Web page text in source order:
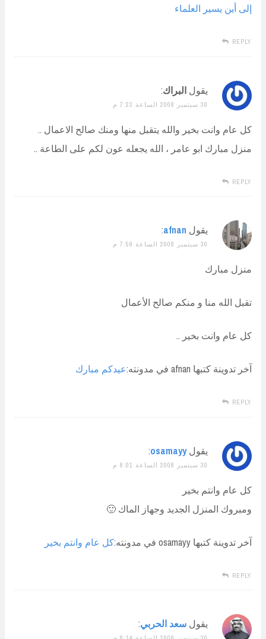
إلى أين يسير العلماء
REPLY
يقول البراك:
30 سبتمبر 2008 الساعة 7:23 م
كل عام وانت بخير والله يتقبل منها ومنك صالح الاعمال ..
منزل مبارك ابو عامر ، الله يجعله عون لكم على الطاعة ..
REPLY
يقول afnan
:
30 سبتمبر 2008 الساعة 7:59 م
منزل مبارك
تقبل الله منا و منكم صالح الأعمال
كل عام وانت بخير ..
آخر تدوينة كتبها afnan في مدونته: عيدكم مبارك
REPLY
يقول osamayy
:
30 سبتمبر 2008 الساعة 8:01 م
كل عام وانتم بخير
ومبروك المنزل الجديد وجهاز الماك 🙂
آخر تدوينة كتبها osamayy في مدونته: كل عام وانتم بخير
REPLY
يقول سعد الحربي: